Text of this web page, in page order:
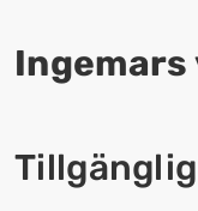
Ingemars